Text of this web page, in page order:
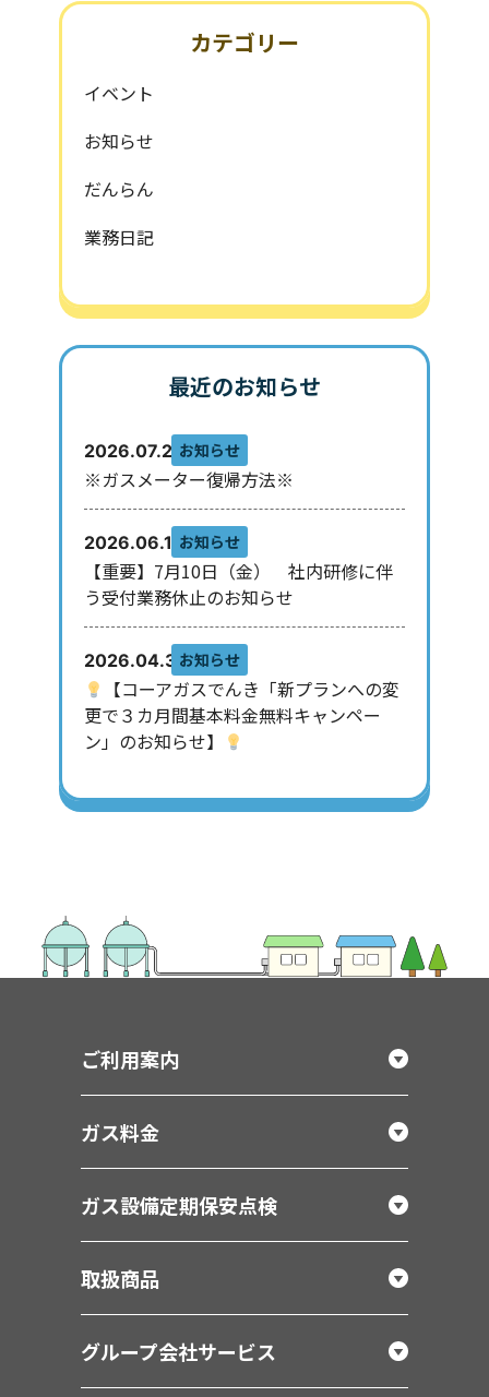
カテゴリー
イベント
お知らせ
だんらん
業務日記
最近のお知らせ
2026.07.29お知らせ
※ガスメーター復帰方法※
2026.06.10お知らせ
【重要】7月10日（金） 社内研修に伴
う受付業務休止のお知らせ
2026.04.30お知らせ
【コーアガスでんき「新プランへの変
更で３カ月間基本料金無料キャンペー
ン」のお知らせ】
ご利用案内
ガス料金
ガス設備定期保安点検
取扱商品
グループ会社サービス